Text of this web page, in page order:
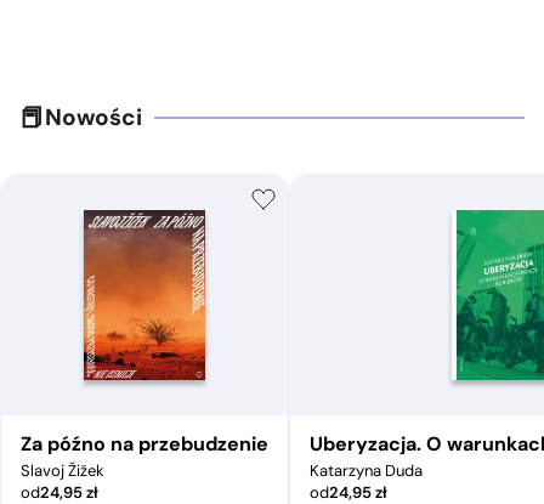
Nowości
Za późno na przebudzenie
Slavoj Žižek
od24,95zł
Uberyzacja. O
Katarzyna Duda
od24,95zł